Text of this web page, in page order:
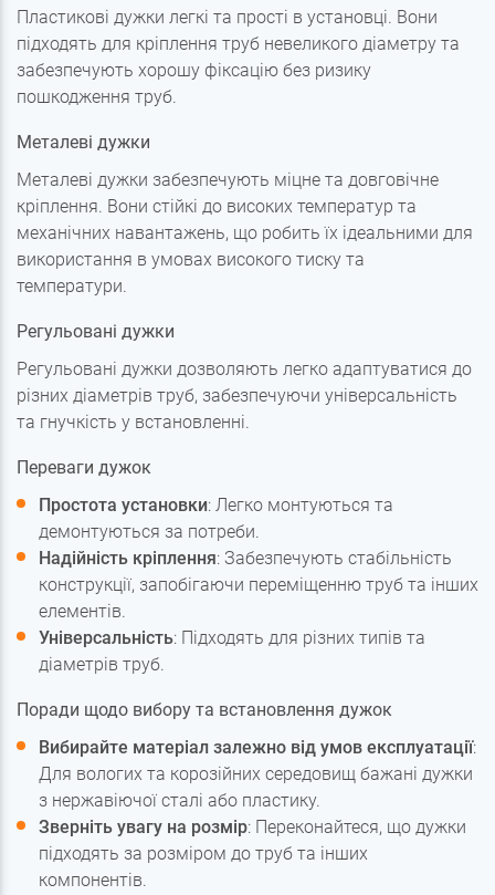
Пластикові дужки легкі та прості в установці. Вони
підходять для кріплення труб невеликого діаметру та
забезпечують хорошу фіксацію без ризику
пошкодження труб.
Металеві дужки
Металеві дужки забезпечують міцне та довговічне
кріплення. Вони стійкі до високих температур та
механічних навантажень, що робить їх ідеальними для
використання в умовах високого тиску та
температури.
Регульовані дужки
Регульовані дужки дозволяють легко адаптуватися до
різних діаметрів труб, забезпечуючи універсальність
та гнучкість у встановленні.
Переваги дужок
Простота установки: Легко монтуються та
демонтуються за потреби.
Надійність кріплення: Забезпечують стабільність
конструкції, запобігаючи переміщенню труб та інших
елементів.
Універсальність: Підходять для різних типів та
діаметрів труб.
Поради щодо вибору та встановлення дужок
Вибирайте матеріал залежно від умов експлуатації:
Для вологих та корозійних середовищ бажані дужки
з нержавіючої сталі або пластику.
Зверніть увагу на розмір: Переконайтеся, що дужки
підходять за розміром до труб та інших
компонентів.